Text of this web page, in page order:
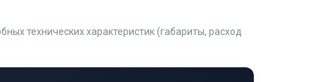
технических характеристик (габариты, расход